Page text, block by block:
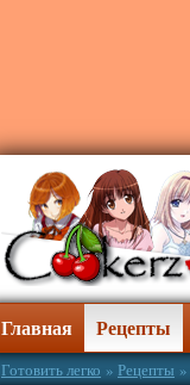
Главная Рецепты
Готовить легко » Рецепты »